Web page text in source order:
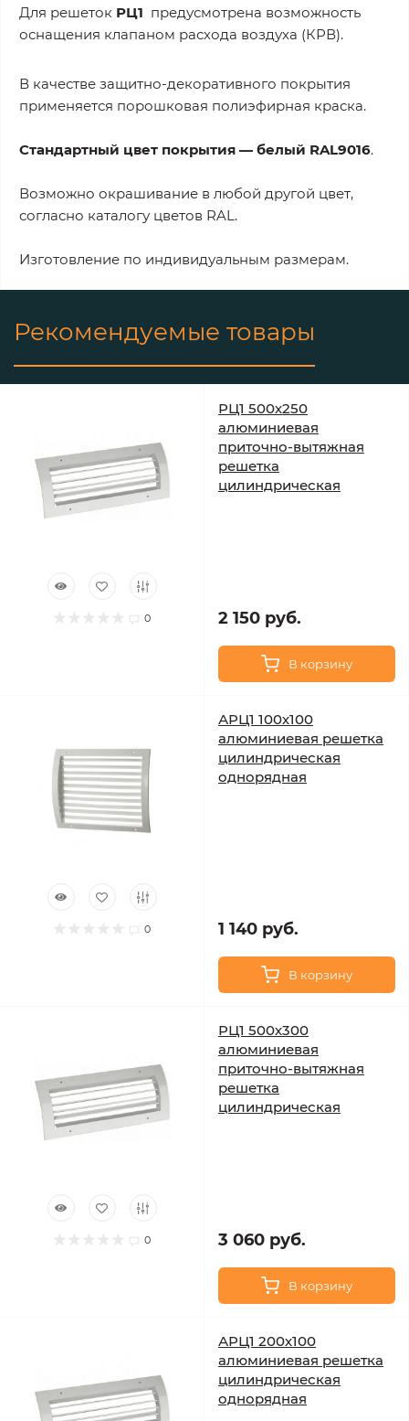
Для решеток РЦ1 предусмотрена возможность
оснащения клапаном расхода воздуха (КРВ).
В качестве защитно-декоративного покрытия
применяется порошковая полиэфирная краска.
Стандартный цвет покрытия — белый RAL9016.
Возможно окрашивание в любой другой цвет,
согласно каталогу цветов RAL.
Изготовление по индивидуальным размерам.
Рекомендуемые товары
0
РЦ1 500х250
алюминиевая
приточно-вытяжная
решетка
цилиндрическая
2 150 руб.
В корзину
0
АРЦ1 100х100
алюминиевая решетка
цилиндрическая
однорядная
1 140 руб.
В корзину
0
РЦ1 500х300
алюминиевая
приточно-вытяжная
решетка
цилиндрическая
3 060 руб.
В корзину
АРЦ1 200х100
алюминиевая решетка
цилиндрическая
однорядная